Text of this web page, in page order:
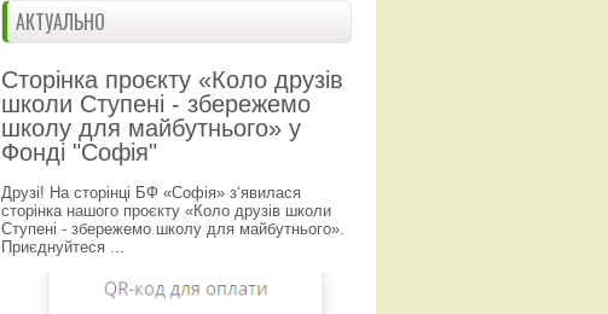
АКТУАЛЬНО
Сторінка проєкту «Коло друзів
школи Ступені - збережемо
школу для майбутнього» у
Фонді "Софія"
Друзі! На сторінці БФ «Софія» з‘явилася
сторінка нашого проєкту «Коло друзів школи
Ступені - збережемо школу для майбутнього».
Приєднуйтеся ...